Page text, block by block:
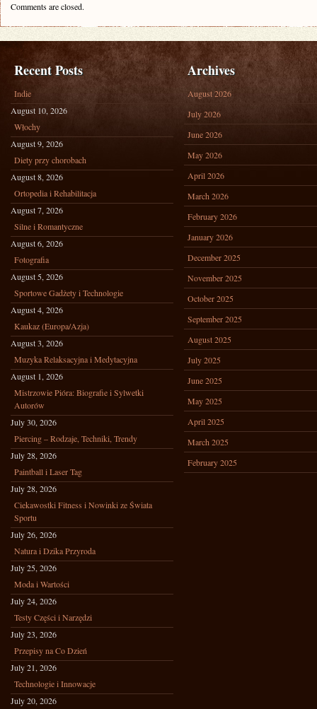
Comments are closed.
Recent Posts
Indie
August 10, 2026
Włochy
August 9, 2026
Diety przy chorobach
August 8, 2026
Ortopedia i Rehabilitacja
August 7, 2026
Silne i Romantyczne
August 6, 2026
Fotografia
August 5, 2026
Sportowe Gadżety i Technologie
August 4, 2026
Kaukaz (Europa/Azja)
August 3, 2026
Muzyka Relaksacyjna i Medytacyjna
August 1, 2026
Mistrzowie Pióra: Biografie i Sylwetki
Autorów
July 30, 2026
Piercing – Rodzaje, Techniki, Trendy
July 28, 2026
Paintball i Laser Tag
July 28, 2026
Ciekawostki Fitness i Nowinki ze Świata
Sportu
July 26, 2026
Natura i Dzika Przyroda
July 25, 2026
Moda i Wartości
July 24, 2026
Testy Części i Narzędzi
July 23, 2026
Przepisy na Co Dzień
July 21, 2026
Technologie i Innowacje
July 20, 2026
Archives
August 2026
July 2026
June 2026
May 2026
April 2026
March 2026
February 2026
January 2026
December 2025
November 2025
October 2025
September 2025
August 2025
July 2025
June 2025
May 2025
April 2025
March 2025
February 2025